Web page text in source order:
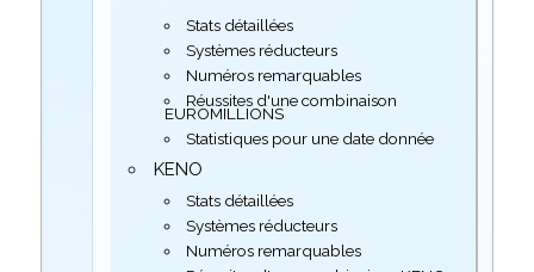
Stats détaillées
Systèmes réducteurs
Numéros remarquables
Réussites d'une combinaison
EUROMILLIONS
Statistiques pour une date donnée
KENO
Stats détaillées
Systèmes réducteurs
Numéros remarquables